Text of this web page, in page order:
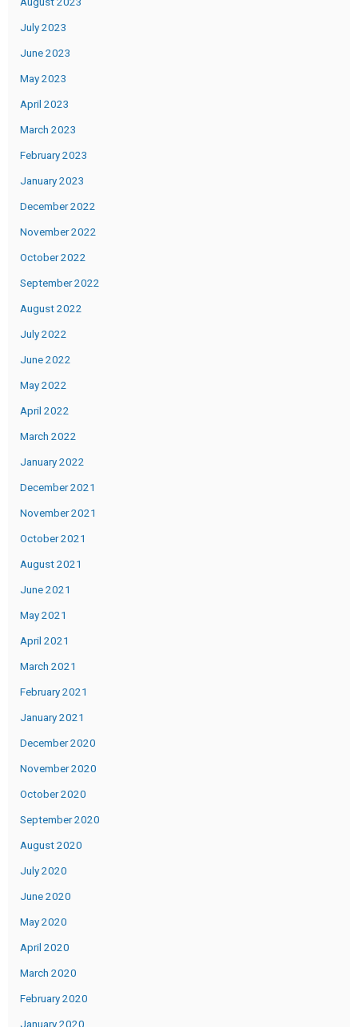
July 2023
June 2023
May 2023
April 2023
March 2023
February 2023
January 2023
December 2022
November 2022
October 2022
September 2022
August 2022
July 2022
June 2022
May 2022
April 2022
March 2022
January 2022
December 2021
November 2021
October 2021
August 2021
June 2021
May 2021
April 2021
March 2021
February 2021
January 2021
December 2020
November 2020
October 2020
September 2020
August 2020
July 2020
June 2020
May 2020
April 2020
March 2020
February 2020
January 2020